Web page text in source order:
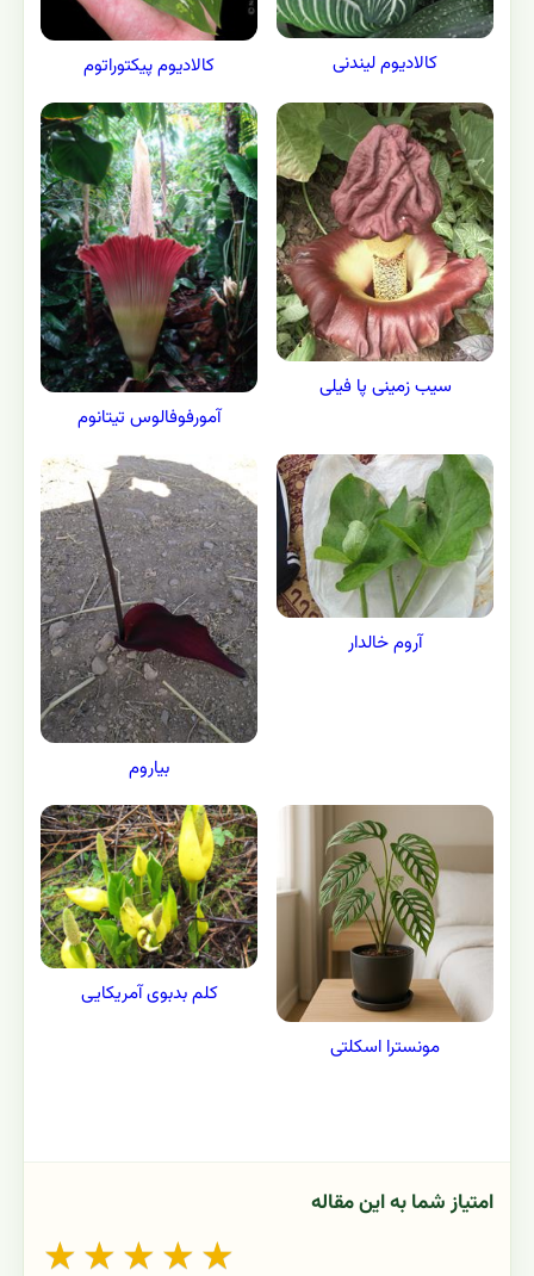
کالادیوم لیندنی كالاديوم پیکتوراتوم
سیب زمینی پا فیلی
آمورفوفالوس تیتانوم
آروم خالدار
بیاروم
مونسترا اسکلتی
کلم بدبوی آمریکایی
امتیاز شما به این مقاله
★ ★ ★ ★ ★